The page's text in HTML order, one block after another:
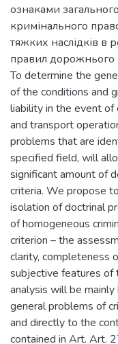
ознаками
кримінального
тяжких наслідків в
правил дорожнього
To determine the
of the conditions and
liability in the event of
and transport
problems that are
specified field, will
significant amount of
criteria. We propose
isolation of doctrinal
of homogeneous
criterion – the
clarity, completeness
subjective features of
analysis will be
general problems of
and directly to the
contained in Art. Art.